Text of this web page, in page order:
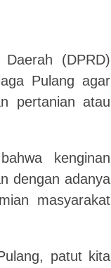
(DPRD)
Pulang agar
pertanian atau
kenginan
dengan adanya
masyarakat
patut kita